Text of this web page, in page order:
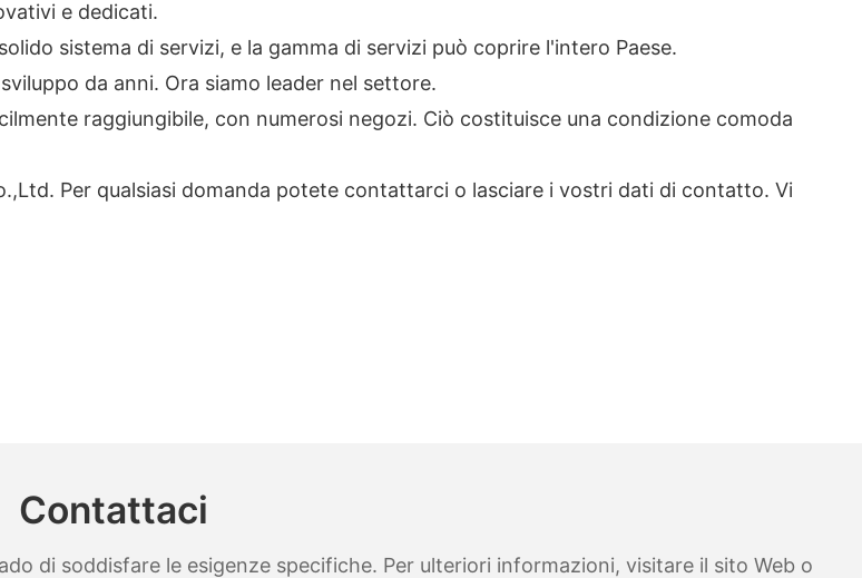
e dedicati.
sistema di servizi, e la gamma di servizi può coprire l'intero Paese.
da anni. Ora siamo leader nel settore.
raggiungibile, con numerosi negozi. Ciò costituisce una condizione comoda
Per qualsiasi domanda potete contattarci o lasciare i vostri dati di contatto. Vi
Contattaci
di soddisfare le esigenze specifiche. Per ulteriori informazioni, visitare il sito Web o